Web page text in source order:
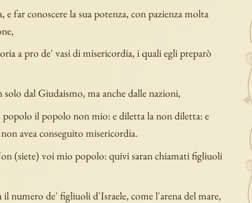
far conoscere la sua potenza, con pazienza molta
a pro de' vasi di misericordia, i quali egli preparò
dal Giudaismo, ma anche dalle nazioni,
popolo il popolo non mio: e diletta la non diletta: e
avea conseguito misericordia.
(siete) voi mio popolo: quivi saran chiamati figliuoli
il numero de' figliuoli d'Israele, come l'arena del mare,